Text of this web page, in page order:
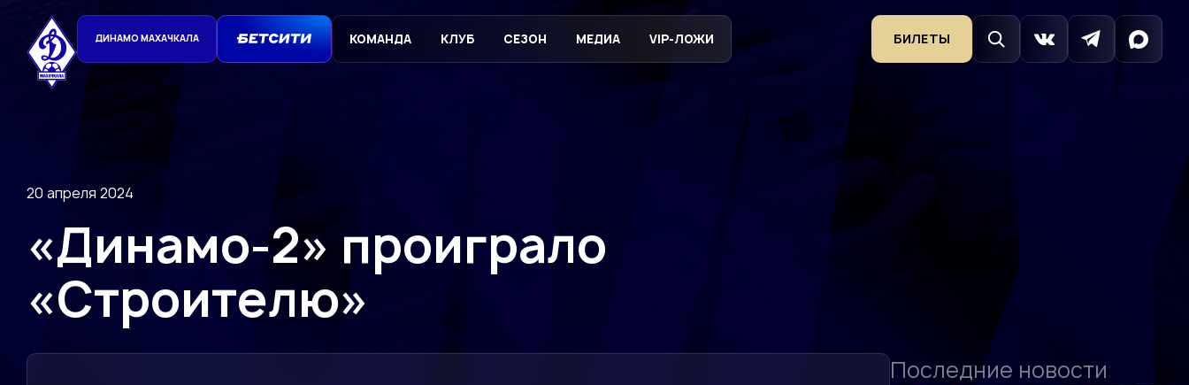
ДИНАМО МАХАЧКАЛА КОМАНДА КЛУБ СЕЗОН МЕДИА VIP-ЛОЖИ БИЛЕТЫ
20 апреля 2024
«Динамо-2» проиграло
«Строителю»
Последние новости